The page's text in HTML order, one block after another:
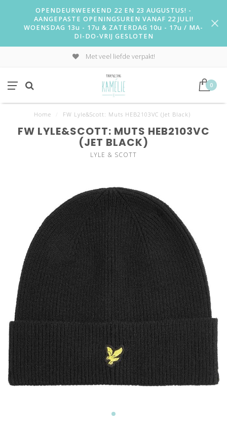
OPENDEURWEEKEND 22 EN 23 AUGUSTUS! -
AANGEPASTE OPENINGSUREN VANAF 22 JULI!
WOENSDAG 13u - 17u & ZATERDAG 10u - 17u / MA-
DI-DO-VRIJ GESLOTEN
Met veel liefde verpakt!
0
Home FW Lyle&Scott: Muts HEB2103VC (Jet Black)
FW LYLE&SCOTT: MUTS HEB2103VC
(JET BLACK)
LYLE & SCOTT